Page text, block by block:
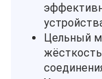
Цельный